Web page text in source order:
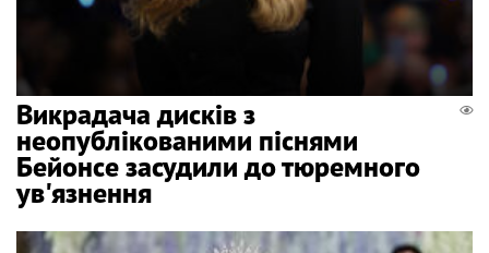
Викрадача дисків з
неопублікованими піснями
Бейонсе засудили до тюремного
ув'язнення